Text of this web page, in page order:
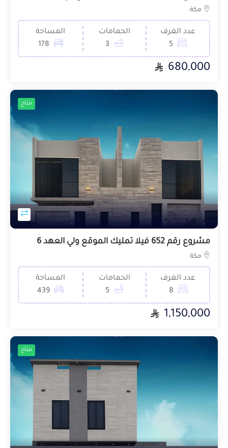
مكة
عدد الغرف
5
الحمامات
3
المساحة
178
680,000
متاح
مشروع رقم 652 فيلا تمليك الموقع ولي العهد 6
مكة
عدد الغرف
8
الحمامات
5
المساحة
439
1,150,000
متاح